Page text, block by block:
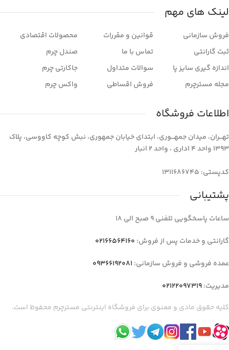
لینک های مهم
فروش سازمانی
ثبت گارانتی
اندازه گیری سایز پا
مجله مسترچرم
قوانین و مقررات
تماس با ما
سوالات متداول
فروش اقساطی
محصولات اقتصادی
صندل چرم
جاکارتی چرم
واکس چرم
اطلاعات فروشگاه
تهـــران، میدان جمهـــوری، ابتدای خیابان جمهوری، نبش کوچه کاووسی، پلاک
1393 واحد 4 اداری ، واحد 2 انبار
کدپستی: 1311686745
پشتیبانی
ساعات پاسخگویی تلفنی 9 صبح الی 18
گارانتی و خدمات پس از فروش: 02166564160
عمده فروشی و فروش سازمانی: 09366192081
مدیریت:02122097319
کلیه حقوق مادی و معنوی برای فروشگاه اینترنتی مسترچرم محفوظ است.